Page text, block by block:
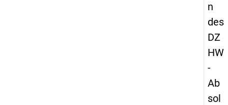
n
des
DZ
HW
-
Ab
sol